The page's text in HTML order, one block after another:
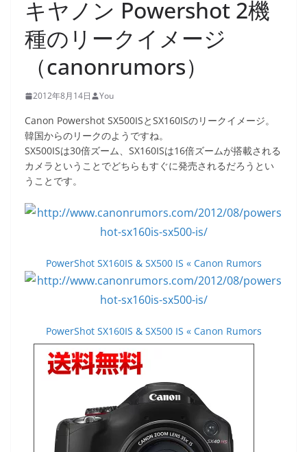
キヤノン Powershot 2機
種のリークイメージ
（canonrumors）
2012年8月14日 You
Canon Powershot SX500ISとSX160ISのリークイメージ。
韓国からのリークのようですね。
SX500ISは30倍ズーム、SX160ISは16倍ズームが搭載される
カメラということでどちらもすぐに発売されるだろうとい
うことです。
PowerShot SX160IS & SX500 IS « Canon Rumors
PowerShot SX160IS & SX500 IS « Canon Rumors